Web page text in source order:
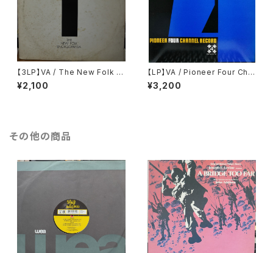
【3LP】VA / The New Folk E
ncyclopaedia = ニュー・フォ
ーク大百科事典
¥2,100
【LP】VA / Pioneer Four Cha
nnel Record
¥3,200
その他の商品